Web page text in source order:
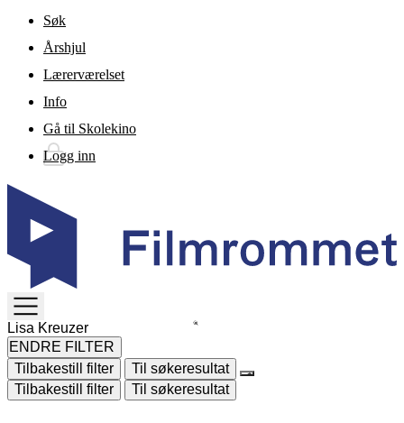
Gå til hovedinnhold
Søk
Årshjul
Lærerværelset
Info
Gå til Skolekino
Logg inn
TOGGLE
MENU
ENDRE FILTER
Tilbakestill filter
Til søkeresultat
Tilbakestill filter
Til søkeresultat